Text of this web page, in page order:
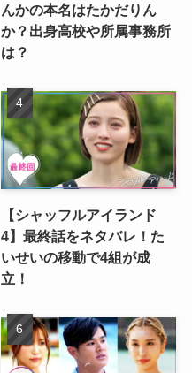
んかの本名はたかだりん
か？出身高校や所属事務所
は？
【シャッフルアイランド
4】最終話をネタバレ！た
いせいの移動で4組が成
立！